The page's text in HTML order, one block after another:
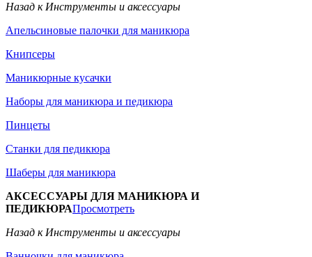
Назад к Инструменты и аксессуары
Апельсиновые палочки для маникюра
Книпсеры
Маникюрные кусачки
Наборы для маникюра и педикюра
Пинцеты
Станки для педикюра
Шаберы для маникюра
АКСЕССУАРЫ ДЛЯ МАНИКЮРА И
ПЕДИКЮРАПросмотреть
Назад к Инструменты и аксессуары